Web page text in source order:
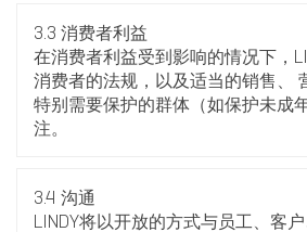
3.3 消费者利益
在消费者利益受到影响的情况下，
消费者的法规，以及适当的销售、
特别需要保护的群体（如保护未成
注。
3.4 沟通
LINDY将以开放的方式与员工、客